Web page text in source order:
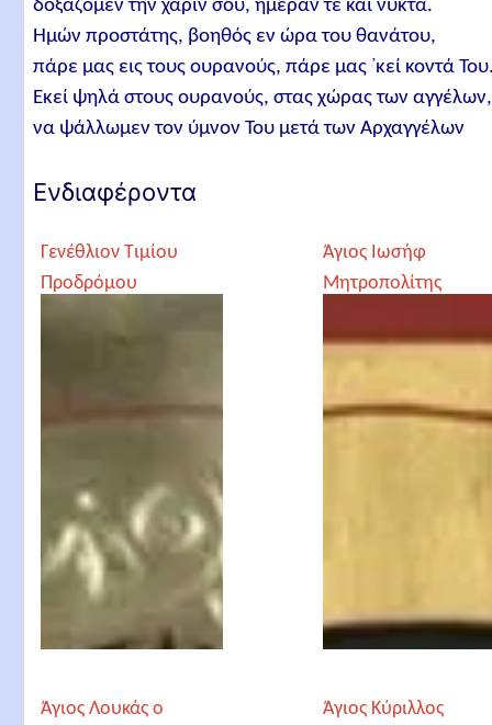
δοξάζομεν την χάριν σου, ημέραν τε και νύκτα.
Ημών προστάτης, βοηθός εν ώρα του θανάτου,
πάρε μας εις τους ουρανούς, πάρε μας ᾿κεί κοντά
Εκεί ψηλά στους ουρανούς, στας χώρας των αγγέλων,
να ψάλλωμεν τον ύμνον Του μετά των Αρχαγγέλων
Ενδιαφέροντα
Γενέθλιον Τιμίου
Προδρόμου
Άγιος Ιωσήφ
Μητροπολίτης
Θεσσαλονίκης
Άγιος Λουκάς ο Άγιος Κύριλλος